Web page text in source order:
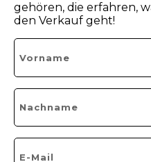
gehören, die erfahren,
den Verkauf geht!